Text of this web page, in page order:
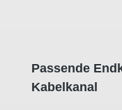
Passende
Kabelkanal